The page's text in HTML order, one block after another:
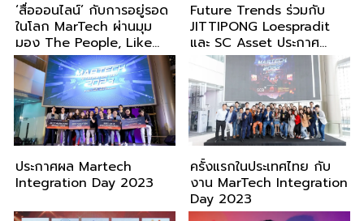
‘สื่อออนไลน์’ กับการอยู่รอด
ในโลก MarTech ผ่านมุม
มอง The People, Like
Me และคิดไซด์โค้ง
Future Trends ร่วมกับ
JITTIPONG Loespradit
และ SC Asset ประกาศ
ความสำเร็จ MarTech Expo
2024
ประกาศผล Martech
Integration Day 2023
ครั้งแรกในประเทศไทย กับ
งาน MarTech Integration
Day 2023